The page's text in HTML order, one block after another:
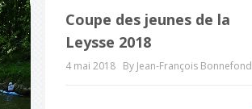
Coupe des jeunes de la
Leysse 2018
4 mai 2018 By Jean-François Bonnefond